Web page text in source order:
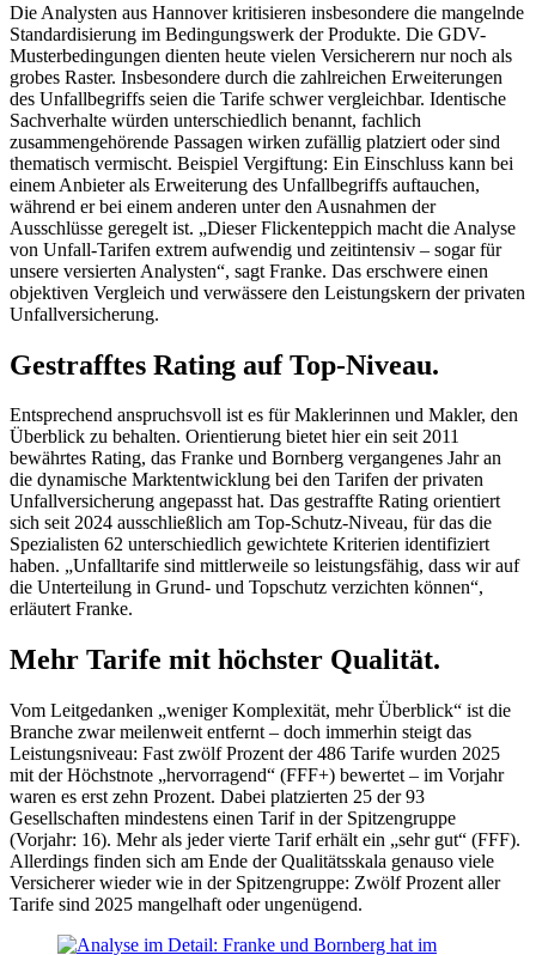
Die Analysten aus Hannover kritisieren insbesondere die mangelnde
Standardisierung im Bedingungswerk der Produkte. Die GDV-
Musterbedingungen dienten heute vielen Versicherern nur noch als
grobes Raster. Insbesondere durch die zahlreichen Erweiterungen
des Unfallbegriffs seien die Tarife schwer vergleichbar. Identische
Sachverhalte würden unterschiedlich benannt, fachlich
zusammengehörende Passagen wirken zufällig platziert oder sind
thematisch vermischt. Beispiel Vergiftung: Ein Einschluss kann bei
einem Anbieter als Erweiterung des Unfallbegriffs auftauchen,
während er bei einem anderen unter den Ausnahmen der
Ausschlüsse geregelt ist. „Dieser Flickenteppich macht die Analyse
von Unfall-Tarifen extrem aufwendig und zeitintensiv – sogar für
unsere versierten Analysten“, sagt Franke. Das erschwere einen
objektiven Vergleich und verwässere den Leistungskern der privaten
Unfallversicherung.
Gestrafftes Rating auf Top-Niveau.
Entsprechend anspruchsvoll ist es für Maklerinnen und Makler, den
Überblick zu behalten. Orientierung bietet hier ein seit 2011
bewährtes Rating, das Franke und Bornberg vergangenes Jahr an
die dynamische Marktentwicklung bei den Tarifen der privaten
Unfallversicherung angepasst hat. Das gestraffte Rating orientiert
sich seit 2024 ausschließlich am Top-Schutz-Niveau, für das die
Spezialisten 62 unterschiedlich gewichtete Kriterien identifiziert
haben. „Unfalltarife sind mittlerweile so leistungsfähig, dass wir auf
die Unterteilung in Grund- und Topschutz verzichten können“,
erläutert Franke.
Mehr Tarife mit höchster Qualität.
Vom Leitgedanken „weniger Komplexität, mehr Überblick“ ist die
Branche zwar meilenweit entfernt – doch immerhin steigt das
Leistungsniveau: Fast zwölf Prozent der 486 Tarife wurden 2025
mit der Höchstnote „hervorragend“ (FFF+) bewertet – im Vorjahr
waren es erst zehn Prozent. Dabei platzierten 25 der 93
Gesellschaften mindestens einen Tarif in der Spitzengruppe
(Vorjahr: 16). Mehr als jeder vierte Tarif erhält ein „sehr gut“ (FFF).
Allerdings finden sich am Ende der Qualitätsskala genauso viele
Versicherer wieder wie in der Spitzengruppe: Zwölf Prozent aller
Tarife sind 2025 mangelhaft oder ungenügend.